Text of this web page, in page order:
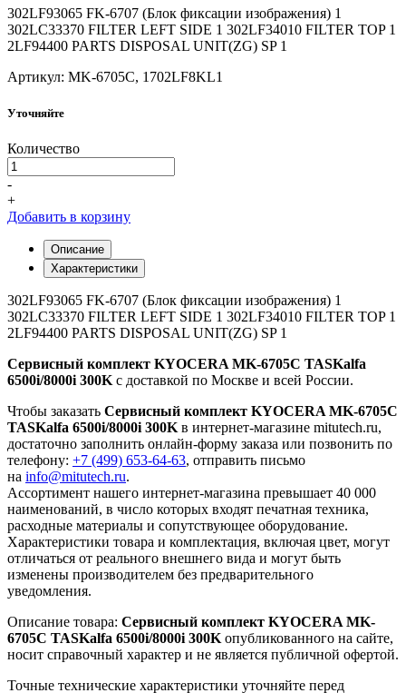
302LF93065 FK-6707 (Блок фиксации изображения) 1
302LC33370 FILTER LEFT SIDE 1 302LF34010 FILTER TOP 1
2LF94400 PARTS DISPOSAL UNIT(ZG) SP 1
Артикул: MK-6705C, 1702LF8KL1
Уточняйте
Количество
-
+
Добавить в корзину
Описание
Характеристики
302LF93065 FK-6707 (Блок фиксации изображения) 1
302LC33370 FILTER LEFT SIDE 1 302LF34010 FILTER TOP 1
2LF94400 PARTS DISPOSAL UNIT(ZG) SP 1
Сервисный комплект KYOCERA MK-6705C TASKalfa
6500i/8000i 300K с доставкой по Москве и всей России.
Чтобы заказать Сервисный комплект KYOCERA MK-6705C
TASKalfa 6500i/8000i 300K в интернет-магазине mitutech.ru,
достаточно заполнить онлайн-форму заказа или позвонить по
телефону: +7 (499) 653-64-63, отправить письмо
на info@mitutech.ru.
Ассортимент нашего интернет-магазина превышает 40 000
наименований, в число которых входят печатная техника,
расходные материалы и сопутствующее оборудование.
Характеристики товара и комплектация, включая цвет, могут
отличаться от реального внешнего вида и могут быть
изменены производителем без предварительного
уведомления.
Описание товара: Сервисный комплект KYOCERA MK-
6705C TASKalfa 6500i/8000i 300K опубликованного на сайте,
носит справочный характер и не является публичной офертой.
Точные технические характеристики уточняйте перед